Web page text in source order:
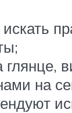
на